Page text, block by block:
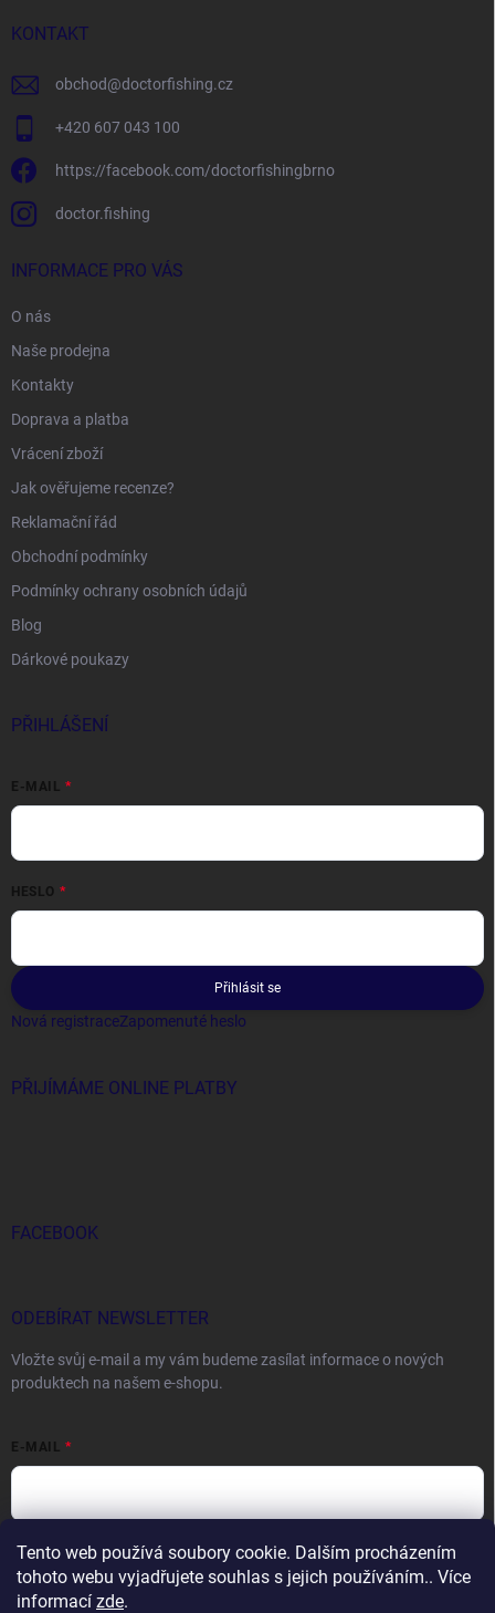
Tento web používá soubory cookie. Dalším procházením
tohoto webu vyjadřujete souhlas s jejich používáním.. Více
informací zde.
KONTAKT
obchod@doctorfishing.cz
+420 607 043 100
https://facebook.com/doctorfishingbrno
doctor.fishing
INFORMACE PRO VÁS
O nás
Naše prodejna
Kontakty
Doprava a platba
Vrácení zboží
Jak ověřujeme recenze?
Reklamační řád
Obchodní podmínky
Podmínky ochrany osobních údajů
Blog
Dárkové poukazy
PŘIHLÁŠENÍ
E-MAIL
HESLO
Přihlásit se
Nová registraceZapomenuté heslo
PŘIJÍMÁME ONLINE PLATBY
FACEBOOK
ODEBÍRAT NEWSLETTER
Vložte svůj e-mail a my vám budeme zasílat informace o nových
produktech na našem e-shopu.
E-MAIL
Vložením e-mailu souhlasíte spodmínkami ochrany osobních údajů
Přihlásit se